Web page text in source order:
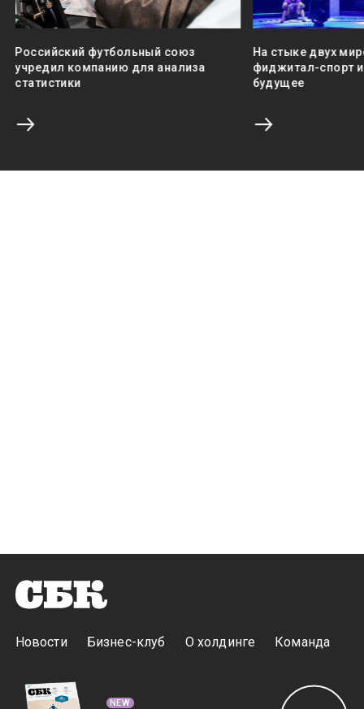
Российский футбольный союз
учредил компанию для анализа
статистики
На стыке двух
фиджитал-спорт
будущее
Новости Бизнес-клуб О холдинге Команда
NEW